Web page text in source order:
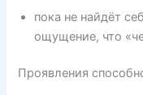
пока не найдёт
ощущение, что
Проявления